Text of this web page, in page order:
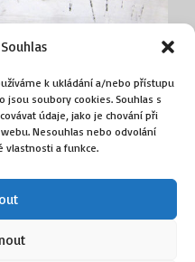
k ukládání a/nebo přístupu
jsou soubory cookies. Souhlas s
údaje, jako je chování při
Nesouhlas nebo odvolání
vlastnosti a funkce.
si
Věra)